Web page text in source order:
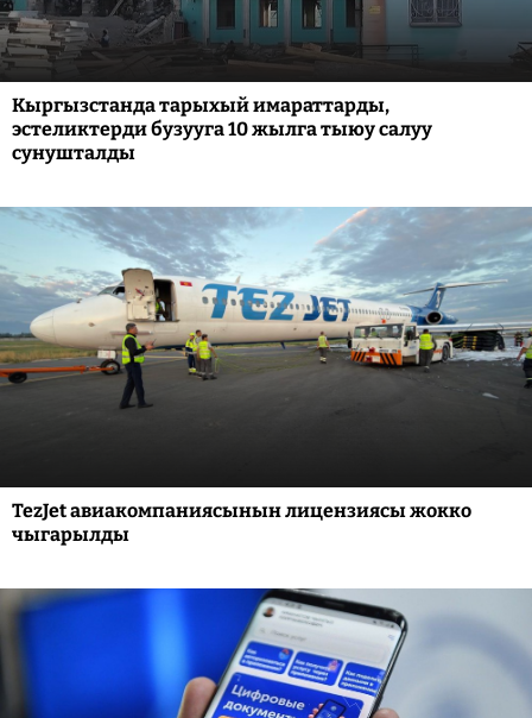
Кыргызстанда тарыхый имараттарды,
эстеликтерди бузууга 10 жылга тыюу салуу
сунушталды
TezJet авиакомпаниясынын лицензиясы жокко
чыгарылды